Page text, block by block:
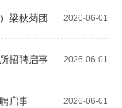
2026-06-01
梁秋菊团
2026-06-01
招聘启事
2026-06-01
启事